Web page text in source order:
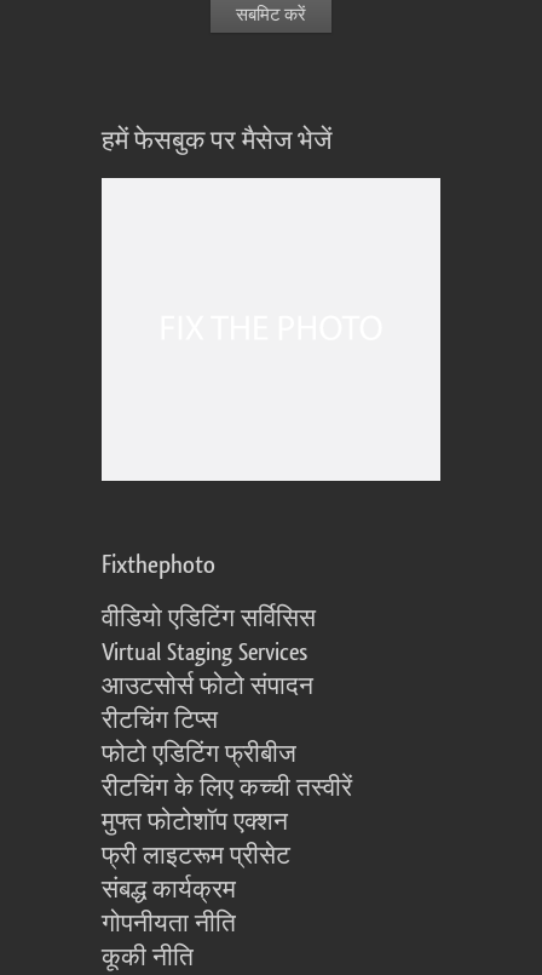
हमें फेसबुक पर मैसेज भेजें
Fixthephoto
वीडियो एडिटिंग सर्विसिस
Virtual Staging Services
आउटसोर्स फोटो संपादन
रीटचिंग टिप्स
फोटो एडिटिंग फ्रीबीज
रीटचिंग के लिए कच्ची तस्वीरें
मुफ्त फोटोशॉप एक्शन
फ्री लाइटरूम प्रीसेट
संबद्ध कार्यक्रम
गोपनीयता नीति
कूकी नीति